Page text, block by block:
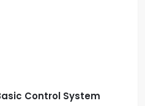
Control System